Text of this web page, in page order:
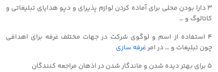
3 دارا بودن محلی برای آماده کردن لوازم پذیرای و دپو هدایای تبلیغاتی و
کاتالوگ و …
4 استفاده از اسم و لوگوی شرکت در جهات مختلف غرفه برای اهدافی
چون تبلیغات و … در امرغرفه سازی
5 برای بهتر دیده شدن و ماندگار شدن در اذهان مراجعه کنندگان